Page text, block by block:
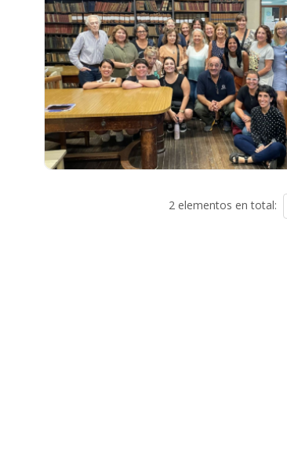
2 elementos en total: